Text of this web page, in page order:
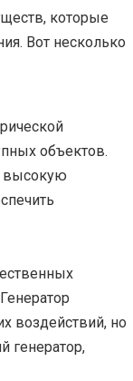
которые
Вот несколько
объектов.
высокую
воздействий, но
генератор,